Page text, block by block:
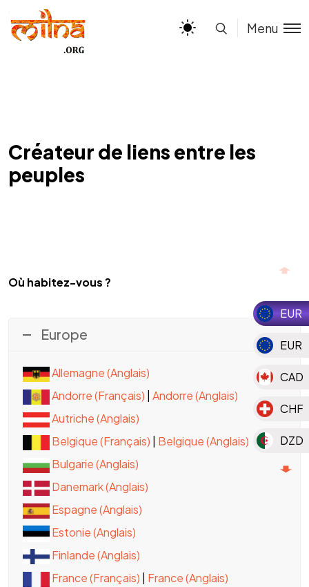
EUR
EUR
CAD
CHF
DZD
MAD
Menu
Créateur de liens entre les
peuples
Où habitez-vous ?
Europe
Allemagne (Anglais)
Andorre (Français) Andorre (Anglais)
Autriche (Anglais)
Belgique (Français)
Belgique (Anglais)
Bulgarie (Anglais)
Danemark (Anglais)
Espagne (Anglais)
Estonie (Anglais)
Finlande (Anglais)
France (Français)
France (Anglais)